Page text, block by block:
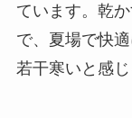
ています。乾
で、夏場で快
若干寒いと感